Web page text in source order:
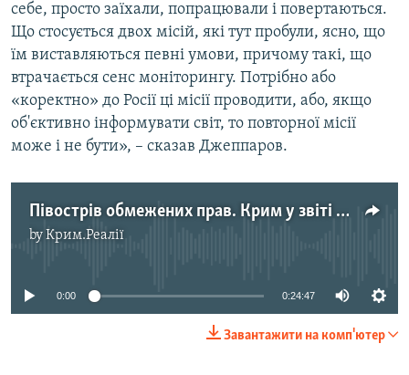
себе, просто заїхали, попрацювали і повертаються.
Що стосується двох місій, які тут пробули, ясно, що
їм виставляються певні умови, причому такі, що
втрачається сенс моніторингу. Потрібно або
«коректно» до Росії ці місії проводити, або, якщо
об'єктивно інформувати світ, то повторної місії
може і не бути», – сказав Джеппаров.
Півострів обмежених прав. Крим у звіті ООН
byКрим.Реалії
0:00 0:24:47
Завантажити на комп'ютер